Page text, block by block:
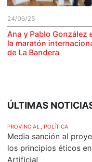
24/06/25
Ana y Pablo González
la maratón
de La Bandera
ÚLTIMAS
PROVINCIAL , POLÍTICA
Media sanción al
los principios éticos
Artificial